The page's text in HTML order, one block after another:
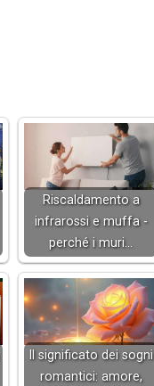
Riscaldamento a
infrarossi e muffa -
perché i muri…
Il significato dei sogni
romantici: amore,